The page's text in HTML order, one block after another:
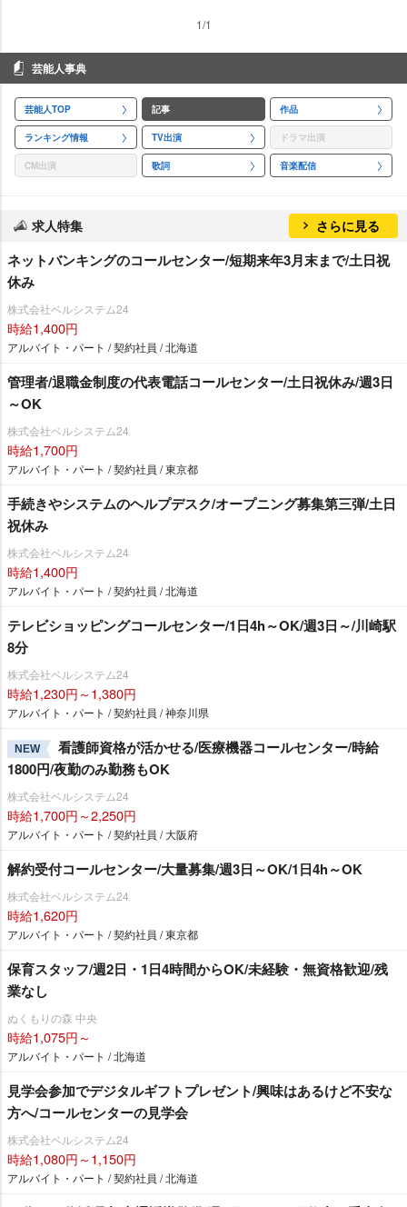
1/1
芸能人事典
芸能人TOP 記事 作品
ランキング情報 TV出演 ドラマ出演
CM出演 歌詞 音楽配信
求人特集 さらに見る
ネットバンキングのコールセンター/短期来年3月末まで/土日祝
休み
株式会社ベルシステム24
時給1,400円
アルバイト・パート / 契約社員 / 北海道
管理者/退職金制度の代表電話コールセンター/土日祝休み/週3日
～OK
株式会社ベルシステム24
時給1,700円
アルバイト・パート / 契約社員 / 東京都
手続きやシステムのヘルプデスク/オープニング募集第三弾/土日
祝休み
株式会社ベルシステム24
時給1,400円
アルバイト・パート / 契約社員 / 北海道
テレビショッピングコールセンター/1日4h～OK/週3日～/川崎駅
8分
株式会社ベルシステム24
時給1,230円～1,380円
アルバイト・パート / 契約社員 / 神奈川県
NEW
看護師資格が活かせる/医療機器コールセンター/時給
1800円/夜勤のみ勤務もOK
株式会社ベルシステム24
時給1,700円～2,250円
アルバイト・パート / 契約社員 / 大阪府
解約受付コールセンター/大量募集/週3日～OK/1日4h～OK
株式会社ベルシステム24
時給1,620円
アルバイト・パート / 契約社員 / 東京都
保育スタッフ/週2日・1日4時間からOK/未経験・無資格歓迎/残
業なし
ぬくもりの森 中央
時給1,075円～
アルバイト・パート / 北海道
見学会参加でデジタルギフトプレゼント/興味はあるけど不安な
方へ/コールセンターの見学会
株式会社ベルシステム24
時給1,080円～1,150円
アルバイト・パート / 契約社員 / 北海道